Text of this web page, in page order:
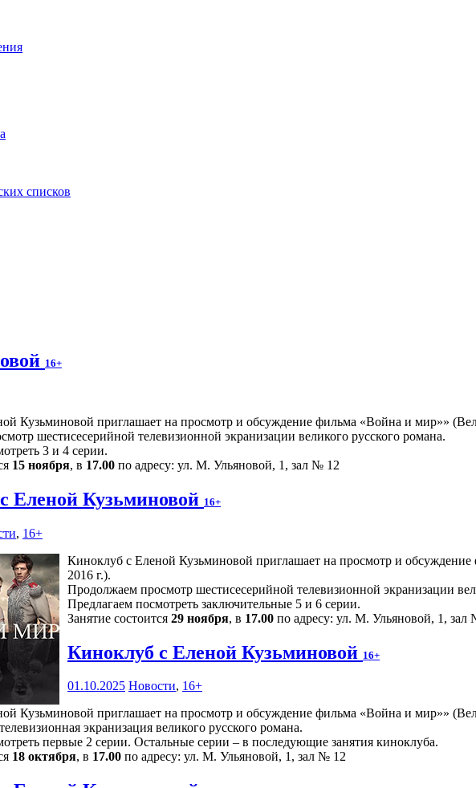
списков
16+
Кузьминовой приглашает на просмотр и обсуждение фильма «Война и мир»»
шестисесерийной телевизионной экранизации великого русского романа.
3 и 4 серии.
15 ноября, в 17.00 по адресу: ул. М. Ульяновой, 1, зал № 12
Еленой Кузьминовой 16+
, 16+
Киноклуб с Еленой Кузьминовой приглашает на просмотр и
2016 г.).
Продолжаем просмотр шестисесерийной телевизионной экранизации
Предлагаем посмотреть заключительные 5 и 6 серии.
Занятие состоится 29 ноября, в 17.00 по адресу: ул. М. Ульяновой, 1, зал
Киноклуб с Еленой Кузьминовой 16+
01.10.2025 Новости, 16+
Кузьминовой приглашает на просмотр и обсуждение фильма «Война и мир»»
экранизация великого русского романа.
первые 2 серии. Остальные серии – в последующие занятия киноклуба.
18 октября, в 17.00 по адресу: ул. М. Ульяновой, 1, зал № 12